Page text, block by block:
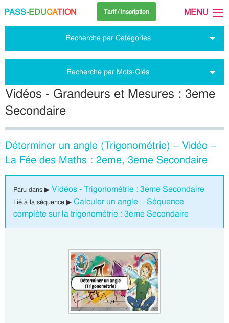
PASS-EDUCATION Tarif / Inscription MENU
Recherche par Catégories
Recherche par Mots-Clés
Vidéos - Grandeurs et Mesures : 3eme
Secondaire
Déterminer un angle (Trigonométrie) – Vidéo –
La Fée des Maths : 2eme, 3eme Secondaire
Paru dans ▶ Vidéos - Trigonométrie : 3eme Secondaire
Lié à la séquence ▶ Calculer un angle – Séquence
complète sur la trigonométrie : 3eme Secondaire